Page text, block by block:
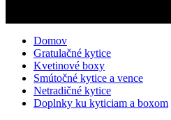
Domov
Gratulačné kytice
Kvetinové boxy
Smútočné kytice a vence
Netradičné kytice
Doplnky ku kyticiam a boxom